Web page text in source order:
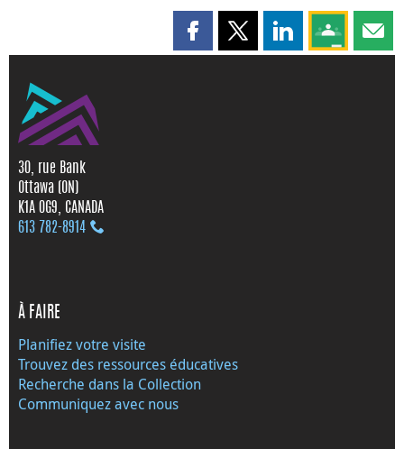
Partager cette page sur
Partager cette page sur X
Partager cette
Partagez
30, rue Bank
Ottawa (ON)
K1A 0G9, CANADA
613 782‑8914
À FAIRE
Planifiez votre visite
Trouvez des ressources éducatives
Recherche dans la Collection
Communiquez avec nous